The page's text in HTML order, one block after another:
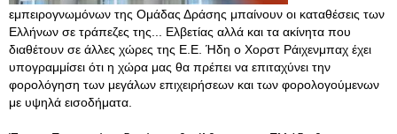
εμπειρογνωμόνων της Ομάδας Δράσης μπαίνουν οι καταθέσεις των
Ελλήνων σε τράπεζες της... Ελβετίας αλλά και τα ακίνητα που
διαθέτουν σε άλλες χώρες της Ε.Ε. Ήδη ο Χορστ Ράιχενμπαχ έχει
υπογραμμίσει ότι η χώρα μας θα πρέπει να επιταχύνει την
φορολόγηση των μεγάλων επιχειρήσεων και των φορολογούμενων
με υψηλά εισοδήματα.